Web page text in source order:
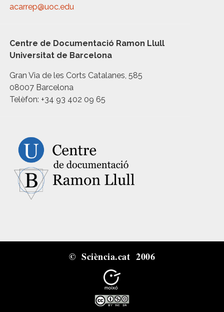
acarrep@uoc.edu
Centre de Documentació Ramon Llull
Universitat de Barcelona
Gran Via de les Corts Catalanes, 585
08007 Barcelona
Telèfon: +34 93 402 09 65
© Sciència.cat 2006